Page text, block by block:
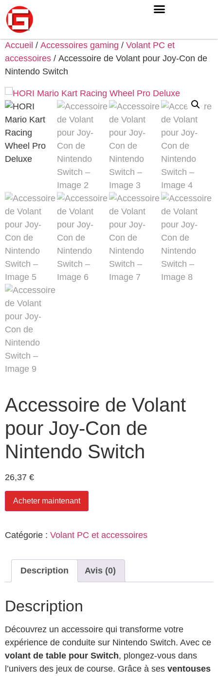
Accueil / Accessoires gaming / Volant PC et
accessoires / Accessoire de Volant pour Joy-Con de
Nintendo Switch
Accessoire de Volant
pour Joy-Con de
Nintendo Switch
26,37 €
Acheter maintenant
Catégorie : Volant PC et accessoires
Description Avis (0)
Description
Découvrez un accessoire qui transforme votre
expérience de conduite sur Nintendo Switch. Avec ce
volant de table pour Switch, plongez-vous dans
l’univers des jeux de course. Grâce à ses ventouses